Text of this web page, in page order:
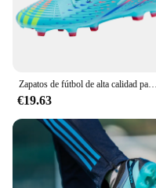
€19.63